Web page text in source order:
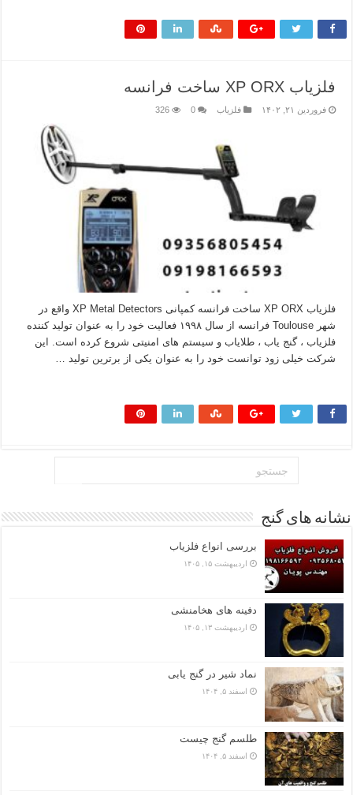
فلزیاب XP ORX ساخت فرانسه
فروردین ۲۱, ۱۴۰۲ فلزیاب 0
326
فلزیاب XP ORX ساخت فرانسه کمپانی XP Metal Detectors واقع در
شهر Toulouse فرانسه از سال ۱۹۹۸ فعالیت خود را به عنوان تولید کننده
فلزیاب ، گنج یاب ، طلایاب و سیستم های امنیتی شروع کرده است. این
شرکت خیلی زود توانست خود را به عنوان یکی از برترین تولید …
نشانه های گنج
بررسی انواع فلزیاب
اردیبهشت ۱۵, ۱۴۰۵
دفینه های هخامنشی
اردیبهشت ۱۳, ۱۴۰۵
نماد شیر در گنج یابی
اسفند ۵, ۱۴۰۴
طلسم گنج چیست
اسفند ۵, ۱۴۰۴